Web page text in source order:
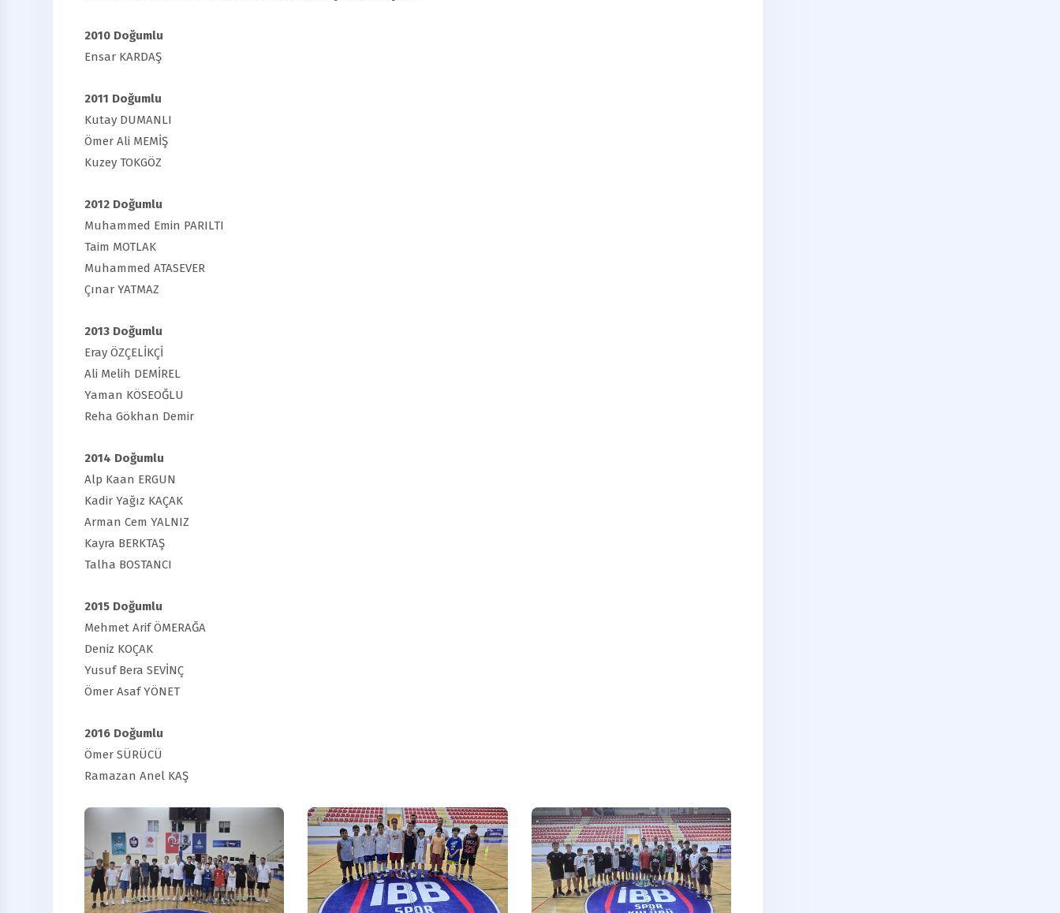
2010 Doğumlu
Ensar KARDAŞ
2011 Doğumlu
Kutay DUMANLI
Ömer Ali MEMİŞ
Kuzey TOKGÖZ
2012 Doğumlu
Muhammed Emin PARILTI
Taim MOTLAK
Muhammed ATASEVER
Çınar YATMAZ
2013 Doğumlu
Eray ÖZÇELİKÇİ
Ali Melih DEMİREL
Yaman KÖSEOĞLU
Reha Gökhan Demir
2014 Doğumlu
Alp Kaan ERGUN
Kadir Yağız KAÇAK
Arman Cem YALNIZ
Kayra BERKTAŞ
Talha BOSTANCI
2015 Doğumlu
Mehmet Arif ÖMERAĞA
Deniz KOÇAK
Yusuf Bera SEVİNÇ
Ömer Asaf YÖNET
2016 Doğumlu
Ömer SÜRÜCÜ
Ramazan Anel KAŞ